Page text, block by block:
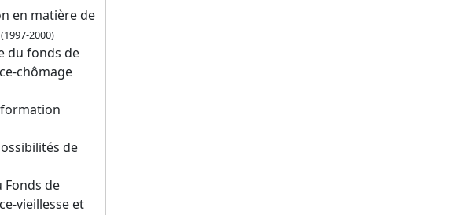
en matière de
(1997-2000)
du fonds de
chômage
de
de
vieillesse et